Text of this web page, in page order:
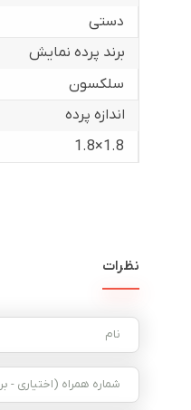
دستی
برند پرده نمایش
سلکسون
اندازه پرده
1.8×1.8
نظرات